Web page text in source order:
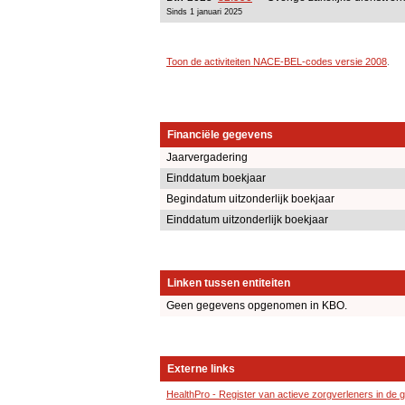
Sinds 1 januari 2025
Toon de activiteiten NACE-BEL-codes versie 2008
Financiële gegevens
Jaarvergadering
Einddatum boekjaar
Begindatum uitzonderlijk boekjaar
Einddatum uitzonderlijk boekjaar
Linken tussen entiteiten
Geen gegevens opgenomen in KBO.
Externe links
HealthPro - Register van actieve zorgverleners in de